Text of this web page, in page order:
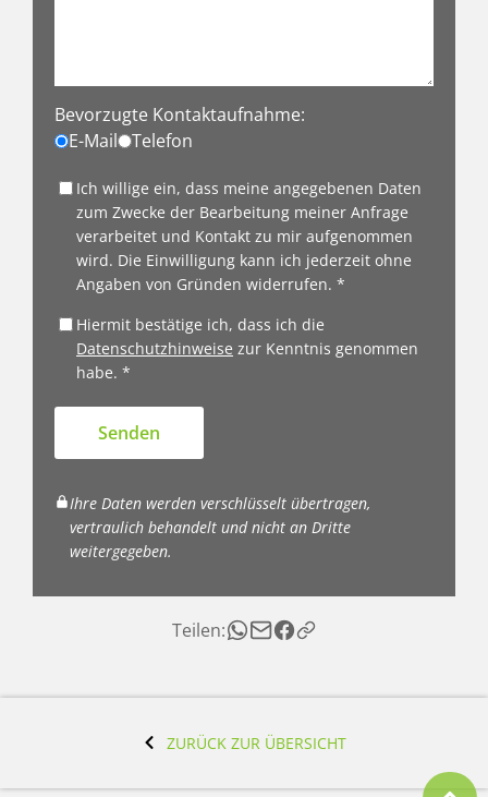
Bevorzugte Kontaktaufnahme:
E-Mail
Telefon
Ich willige ein, dass meine angegebenen Daten
zum Zwecke der Bearbeitung meiner Anfrage
verarbeitet und Kontakt zu mir aufgenommen
wird. Die Einwilligung kann ich jederzeit ohne
Angaben von Gründen widerrufen. *
Hiermit bestätige ich, dass ich die
Datenschutzhinweise zur Kenntnis genommen
habe. *
Senden
Ihre Daten werden verschlüsselt übertragen,
vertraulich behandelt und nicht an Dritte
weitergegeben.
Teilen:
ZURÜCK ZUR ÜBERSICHT